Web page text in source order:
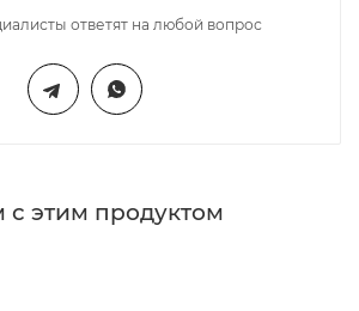
ответят на любой вопрос
этим продуктом